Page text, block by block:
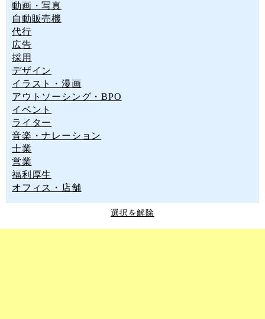
動画・写真
自動販売機
代行
広告
採用
デザイン
イラスト・漫画
アウトソーシング・BPO
イベント
ライター
音楽・ナレーション
士業
営業
福利厚生
オフィス・店舗
選択を解除